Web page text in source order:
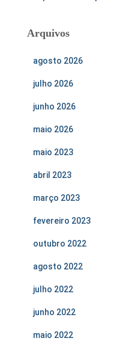
Arquivos
agosto 2026
julho 2026
junho 2026
maio 2026
maio 2023
abril 2023
março 2023
fevereiro 2023
outubro 2022
agosto 2022
julho 2022
junho 2022
maio 2022